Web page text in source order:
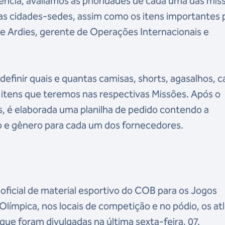
cidades-sedes, assim como os itens importantes
Ardies, gerente de Operações Internacionais e
quais e quantas camisas, shorts, agasalhos,
que teremos nas respectivas Missões. Após o
elaborada uma planilha de pedido contendo a
gênero para cada um dos fornecedores.
de material esportivo do COB para os Jogos
nos locais de competição e no pódio, os
foram divulgadas na última sexta-feira, 07.